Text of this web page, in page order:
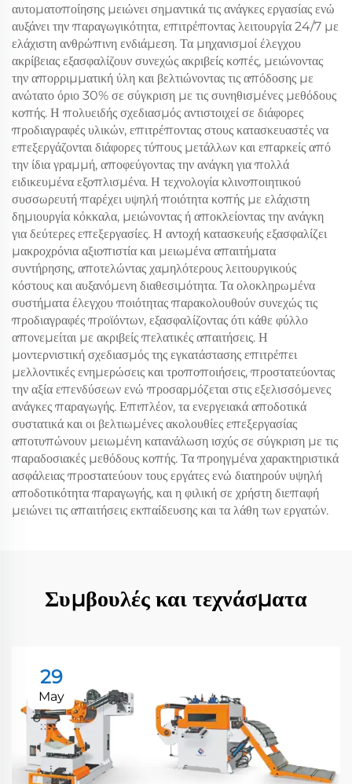
αυτοματοποίησης μειώνει σημαντικά τις ανάγκες εργασίας ενώ
αυξάνει την παραγωγικότητα, επιτρέποντας λειτουργία 24/7 με
ελάχιστη ανθρώπινη ενδιάμεση. Τα μηχανισμοί έλεγχου
ακρίβειας εξασφαλίζουν συνεχώς ακριβείς κοπές, μειώνοντας
την απορριμματική ύλη και βελτιώνοντας τις απόδοσης με
ανώτατο όριο 30% σε σύγκριση με τις συνηθισμένες μεθόδους
κοπής. Η πολυειδής σχεδιασμός αντιστοιχεί σε διάφορες
προδιαγραφές υλικών, επιτρέποντας στους κατασκευαστές να
επεξεργάζονται διάφορες τύπους μετάλλων και επαρκείς από
την ίδια γραμμή, αποφεύγοντας την ανάγκη για πολλά
ειδικευμένα εξοπλισμένα. Η τεχνολογία κλινοποιητικού
συσσωρευτή παρέχει υψηλή ποιότητα κοπής με ελάχιστη
δημιουργία κόκκαλα, μειώνοντας ή αποκλείοντας την ανάγκη
για δεύτερες επεξεργασίες. Η αντοχή κατασκευής εξασφαλίζει
μακροχρόνια αξιοπιστία και μειωμένα απαιτήματα
συντήρησης, αποτελώντας χαμηλότερους λειτουργικούς
κόστους και αυξανόμενη διαθεσιμότητα. Τα ολοκληρωμένα
συστήματα έλεγχου ποιότητας παρακολουθούν συνεχώς τις
προδιαγραφές προϊόντων, εξασφαλίζοντας ότι κάθε φύλλο
απονεμείται με ακριβείς πελατικές απαιτήσεις. Η
μοντερνιστική σχεδιασμός της εγκατάστασης επιτρέπει
μελλοντικές ενημερώσεις και τροποποιήσεις, προστατεύοντας
την αξία επενδύσεων ενώ προσαρμόζεται στις εξελισσόμενες
ανάγκες παραγωγής. Επιπλέον, τα ενεργειακά αποδοτικά
συστατικά και οι βελτιωμένες ακολουθίες επεξεργασίας
αποτυπώνουν μειωμένη κατανάλωση ισχύς σε σύγκριση με τις
παραδοσιακές μεθόδους κοπής. Τα προηγμένα χαρακτηριστικά
ασφάλειας προστατεύουν τους εργάτες ενώ διατηρούν υψηλή
αποδοτικότητα παραγωγής, και η φιλική σε χρήστη διεπαφή
μειώνει τις απαιτήσεις εκπαίδευσης και τα λάθη των εργατών.
Συμβουλές και τεχνάσματα
29
May